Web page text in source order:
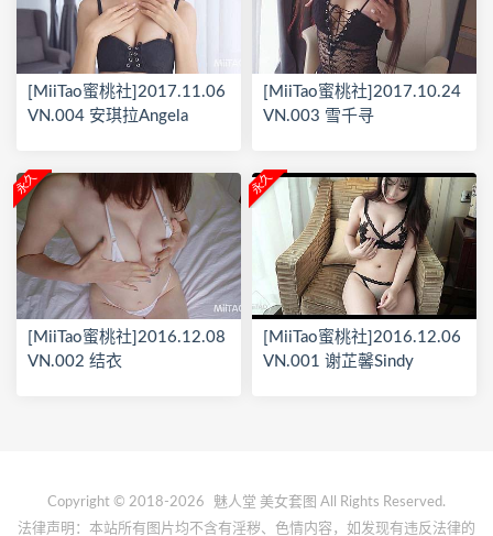
[MiiTao蜜桃社]2017.11.06
VN.004 安琪拉Angela
[MiiTao蜜桃社]2017.10.24
VN.003 雪千寻
永久
[MiiTao蜜桃社]2016.12.08
VN.002 结衣
永久
[MiiTao蜜桃社]2016.12.06
VN.001 谢芷馨Sindy
Copyright © 2018-2026 魅人堂 美女套图 All Rights Reserved.
法律声明：本站所有图片均不含有淫秽、色情内容，如发现有违反法律的